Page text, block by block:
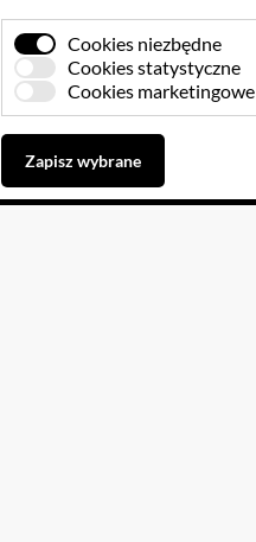
Cookies niezbędne
Cookies statystyczne
Cookies marketingowe
Zapisz wybrane